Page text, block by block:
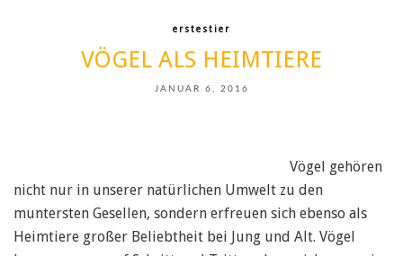
erstestier
VÖGEL ALS HEIMTIERE
JANUAR 6, 2016
Vögel gehören
nicht nur in unserer natürlichen Umwelt zu den
muntersten Gesellen, sondern erfreuen sich ebenso als
Heimtiere großer Beliebtheit bei Jung und Alt. Vögel